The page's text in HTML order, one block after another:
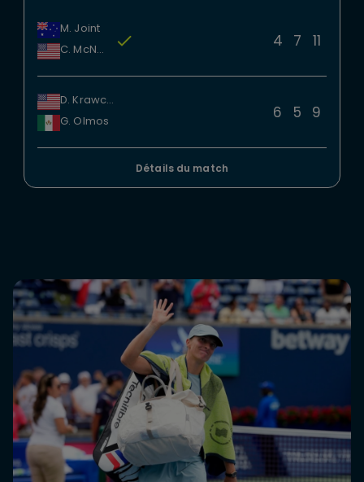
M. Joint
C. McNally
4 7 11
D. Krawczyk
G. Olmos
6 5 9
Détails du match